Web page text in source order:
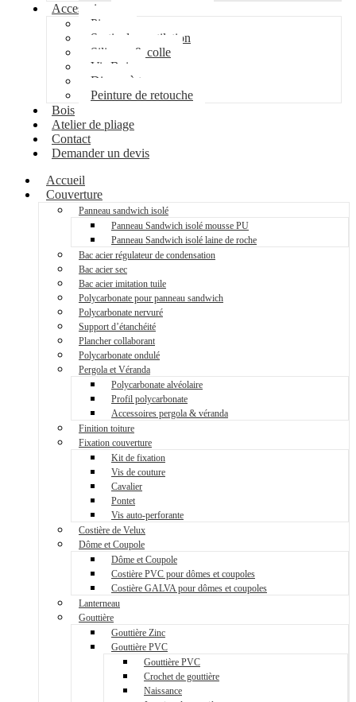
Accessoires
Pipeco
Sortie de ventilation
Silicone & colle
Vis Bois
Disque à tronçonner
Peinture de retouche
Bois
Atelier de pliage
Contact
Demander un devis
Accueil
Couverture
Panneau sandwich isolé
Panneau Sandwich isolé mousse PU
Panneau Sandwich isolé laine de roche
Bac acier régulateur de condensation
Bac acier sec
Bac acier imitation tuile
Polycarbonate pour panneau sandwich
Polycarbonate nervuré
Support d’étanchéité
Plancher collaborant
Polycarbonate ondulé
Pergola et Véranda
Polycarbonate alvéolaire
Profil polycarbonate
Accessoires pergola & véranda
Finition toiture
Fixation couverture
Kit de fixation
Vis de couture
Cavalier
Pontet
Vis auto-perforante
Costière de Velux
Dôme et Coupole
Dôme et Coupole
Costière PVC pour dômes et coupoles
Costière GALVA pour dômes et coupoles
Lanterneau
Gouttière
Gouttière Zinc
Gouttière PVC
Gouttière PVC
Crochet de gouttière
Naissance